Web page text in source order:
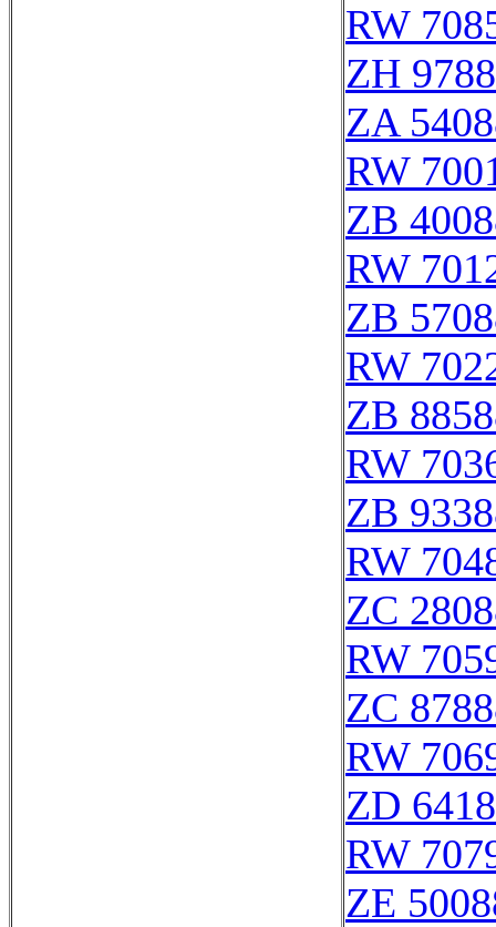
RW
ZH 9788
ZA
RW
ZB
RW
ZB
RW
ZB
RW
ZB
RW
ZC
RW
ZC
RW
ZD
RW
ZE